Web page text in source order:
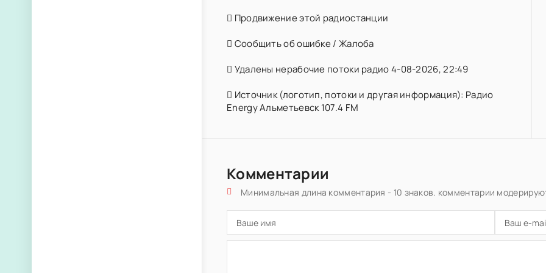
Продвижение этой радиостанции
Сообщить об ошибке / Жалоба
Удалены нерабочие потоки радио 4-08-2026, 22:49
Источник (логотип, потоки и другая информация): Радио
Energy Альметьевск 107.4 FM
Комментарии
Минимальная длина комментария - 10 знаков. комментарии